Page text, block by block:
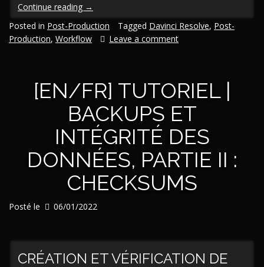
Continue reading « [En/Fr]
Tutoriel
|
Supprimer
chauds
grâce
à
DaVinci
Resolve
Studio »
→
Posted in Post-Production Tagged Davinci Resolve, Post-
Production, Workflow Leave a comment
[EN/FR] TUTORIEL |
BACKUPS ET
INTÉGRITÉ DES
DONNÉES, PARTIE II :
CHECKSUMS
Posté le 06/01/2022
CRÉATION ET VÉRIFICATION DE